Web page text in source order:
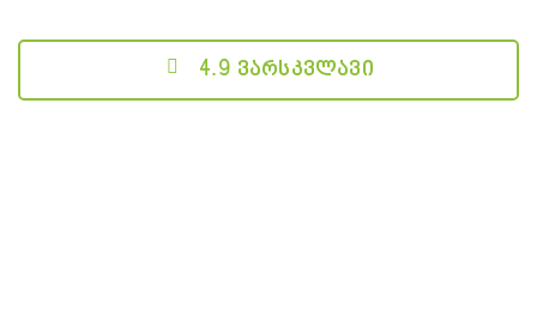
4.9 ვარსკვლავი